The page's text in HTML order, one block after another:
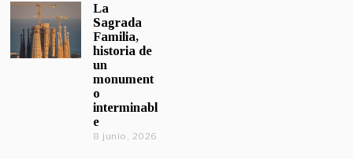
La
Sagrada
Familia,
historia de
un
monument
o
interminabl
e
8 junio, 2026